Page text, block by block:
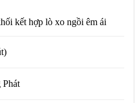
kết hợp lò xo ngồi êm ái